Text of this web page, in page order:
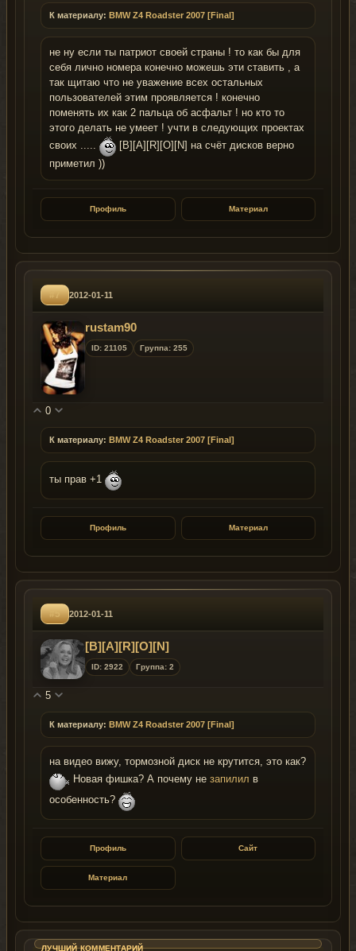
К материалу: BMW Z4 Roadster 2007 [Final]
не ну если ты патриот своей страны ! то как бы для
себя лично номера конечно можешь эти ставить , а
так щитаю что не уважение всех остальных
пользователей этим проявляется ! конечно
поменять их как 2 пальца об асфальт ! но кто то
этого делать не умеет ! учти в следующих проектах
своих .....
[B][A][R][O][N] на счёт дисков верно
приметил ))
Профиль Материал
#7 2012-01-11
rustam90
ID: 21105 Группа: 255
0
К материалу: BMW Z4 Roadster 2007 [Final]
ты прав +1
Профиль Материал
#5 2012-01-11
[B][A][R][O][N]
ID: 2922 Группа: 2
5
К материалу: BMW Z4 Roadster 2007 [Final]
на видео вижу, тормозной диск не крутится, это как?
Новая фишка? А почему не запилил в
особенность?
Профиль Сайт
Материал